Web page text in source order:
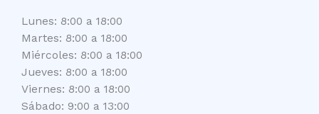
Lunes: 8:00 a 18:00
Martes: 8:00 a 18:00
Miércoles: 8:00 a 18:00
Jueves: 8:00 a 18:00
Viernes: 8:00 a 18:00
Sábado: 9:00 a 13:00